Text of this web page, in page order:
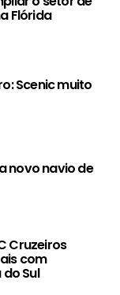
Flórida
Scenic muito
novo navio de
Cruzeiros
com
Sul